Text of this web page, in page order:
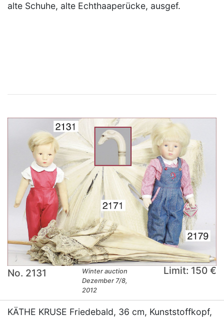
alte Schuhe, alte Echthaaperücke, ausgef.
No. 2131
Winter auction
Dezember 7/8,
2012
Limit: 150 €
KÄTHE KRUSE Friedebald, 36 cm, Kunststoffkopf,